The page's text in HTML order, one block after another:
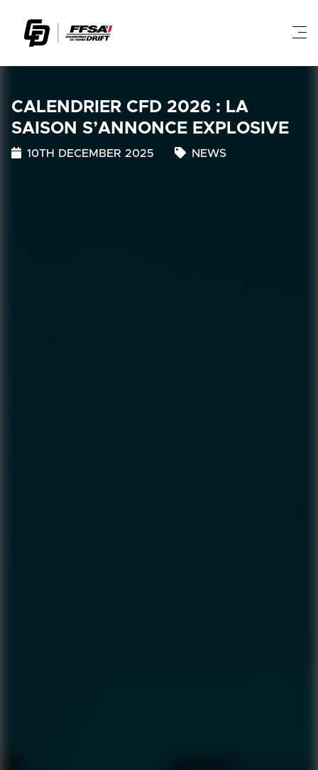
CALENDRIER CFD 2026 : LA
SAISON S’ANNONCE EXPLOSIVE
10TH DECEMBER 2025 NEWS